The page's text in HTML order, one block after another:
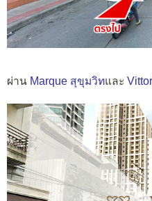
ผ่าน Marque สุขุมวิทและ